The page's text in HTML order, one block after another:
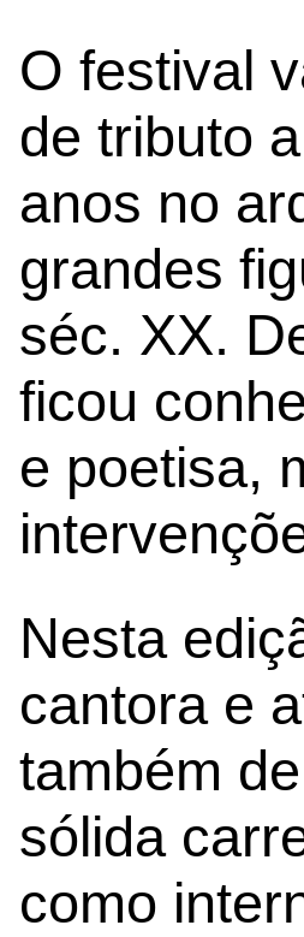
O festival
de tributo
anos no
grandes
séc. XX.
ficou
e poetisa,
Nesta
cantora e
também
sólida
como